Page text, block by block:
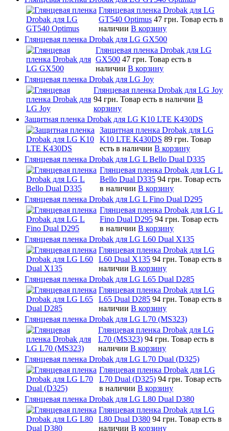
Глянцевая пленка Drobak для LG
GT540 Optimus 47 грн. Товар есть в
наличии В корзину
Глянцевая пленка Drobak для LG GX500
Глянцевая пленка Drobak для LG
GX500 47 грн. Товар есть в
наличии В корзину
Глянцевая пленка Drobak для LG Joy
Глянцевая пленка Drobak для LG Joy
94 грн. Товар есть в наличии В
корзину
Защитная пленка Drobak для LG K10 LTE K430DS
Защитная пленка Drobak для LG
K10 LTE K430DS 89 грн. Товар
есть в наличии В корзину
Глянцевая пленка Drobak для LG L Bello Dual D335
Глянцевая пленка Drobak для LG L
Bello Dual D335 94 грн. Товар есть
в наличии В корзину
Глянцевая пленка Drobak для LG L Fino Dual D295
Глянцевая пленка Drobak для LG L
Fino Dual D295 94 грн. Товар есть
в наличии В корзину
Глянцевая пленка Drobak для LG L60 Dual X135
Глянцевая пленка Drobak для LG
L60 Dual X135 94 грн. Товар есть в
наличии В корзину
Глянцевая пленка Drobak для LG L65 Dual D285
Глянцевая пленка Drobak для LG
L65 Dual D285 94 грн. Товар есть в
наличии В корзину
Глянцевая пленка Drobak для LG L70 (MS323)
Глянцевая пленка Drobak для LG
L70 (MS323) 94 грн. Товар есть в
наличии В корзину
Глянцевая пленка Drobak для LG L70 Dual (D325)
Глянцевая пленка Drobak для LG
L70 Dual (D325) 94 грн. Товар есть
в наличии В корзину
Глянцевая пленка Drobak для LG L80 Dual D380
Глянцевая пленка Drobak для LG
L80 Dual D380 94 грн. Товар есть в
наличии В корзину